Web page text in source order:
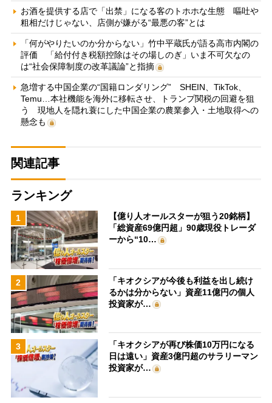
お酒を提供する店で「出禁」になる客のトホホな生態 嘔吐や
粗相だけじゃない、店側が嫌がる“最悪の客”とは
「何がやりたいのか分からない」竹中平蔵氏が語る高市内閣の
評価 「給付付き税額控除はその場しのぎ」いま不可欠なの
は“社会保障制度の改革議論”と指摘
急増する中国企業の“国籍ロンダリング” SHEIN、TikTok、
Temu…本社機能を海外に移転させ、トランプ関税の回避を狙
う 現地人を隠れ蓑にした中国企業の農業参入・土地取得への
懸念も
関連記事
ランキング
1
【億り人オールスターが狙う20銘柄】
「総資産69億円超」90歳現役トレーダ
ーから“10…
2
「キオクシアが今後も利益を出し続け
るかは分からない」資産11億円の個人
投資家が…
3
「キオクシアが再び株価10万円になる
日は遠い」資産3億円超のサラリーマン
投資家が…